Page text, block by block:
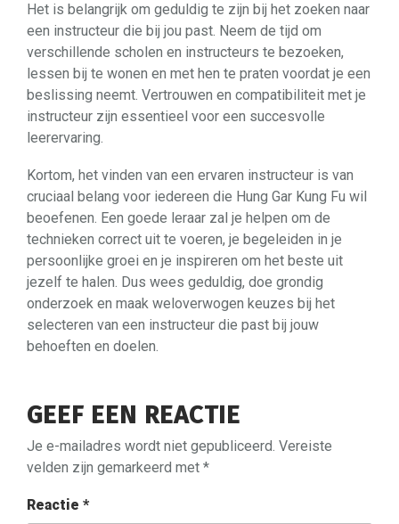
Het is belangrijk om geduldig te zijn bij het zoeken naar
een instructeur die bij jou past. Neem de tijd om
verschillende scholen en instructeurs te bezoeken,
lessen bij te wonen en met hen te praten voordat je een
beslissing neemt. Vertrouwen en compatibiliteit met je
instructeur zijn essentieel voor een succesvolle
leerervaring.
Kortom, het vinden van een ervaren instructeur is van
cruciaal belang voor iedereen die Hung Gar Kung Fu wil
beoefenen. Een goede leraar zal je helpen om de
technieken correct uit te voeren, je begeleiden in je
persoonlijke groei en je inspireren om het beste uit
jezelf te halen. Dus wees geduldig, doe grondig
onderzoek en maak weloverwogen keuzes bij het
selecteren van een instructeur die past bij jouw
behoeften en doelen.
GEEF EEN REACTIE
Je e-mailadres wordt niet gepubliceerd. Vereiste
velden zijn gemarkeerd met *
Reactie *